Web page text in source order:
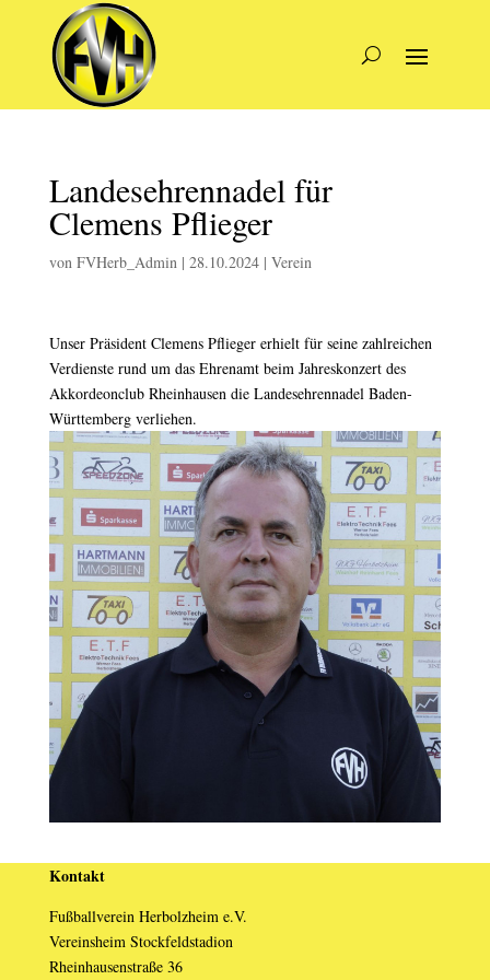
Landesehrennadel für
Clemens Pflieger
von FVHerb_Admin| 28.10.2024| Verein
Unser Präsident Clemens Pflieger erhielt für seine zahlreichen
Verdienste rund um das Ehrenamt beim Jahreskonzert des
Akkordeonclub Rheinhausen die Landesehrennadel Baden-
Württemberg verliehen.
Kontakt
Fußballverein Herbolzheim e.V.
Vereinsheim Stockfeldstadion
Rheinhausenstraße 36